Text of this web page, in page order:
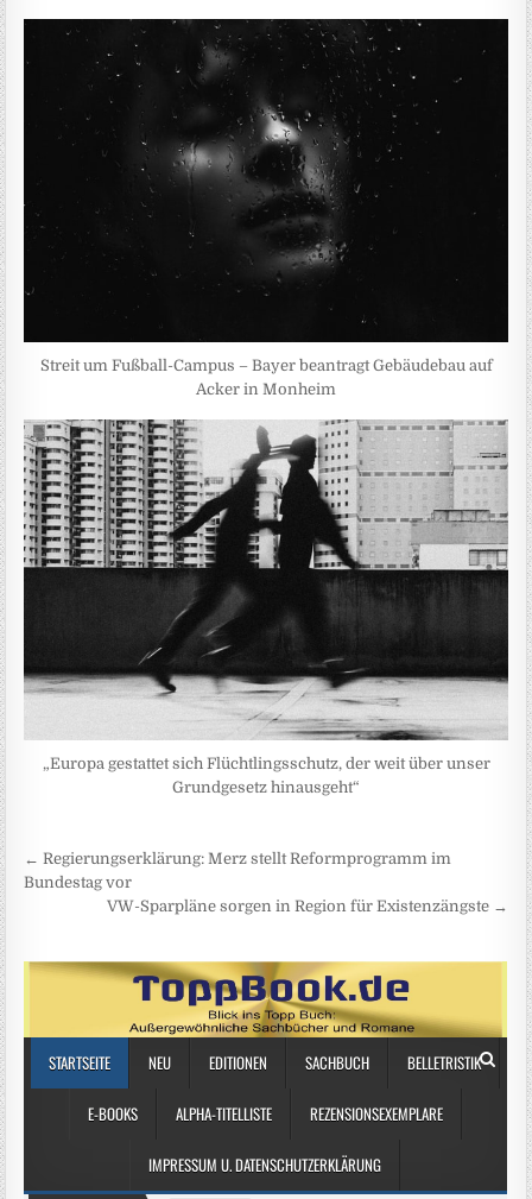
Streit um Fußball-Campus – Bayer beantragt Gebäudebau auf
Acker in Monheim
„Europa gestattet sich Flüchtlingsschutz, der weit über unser
Grundgesetz hinausgeht“
Beitragsnavigation
← Regierungserklärung: Merz stellt Reformprogramm im
Bundestag vor
VW-Sparpläne sorgen in Region für Existenzängste →